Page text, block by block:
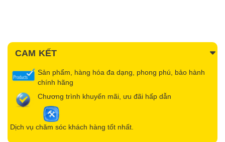
CAM KẾT
Sản phẩm, hàng hóa đa dạng, phong phú, bảo hành
chính hãng
Chương trình khuyến mãi, ưu đãi hấp dẫn
Dịch vụ chăm sóc khách hàng tốt nhất.